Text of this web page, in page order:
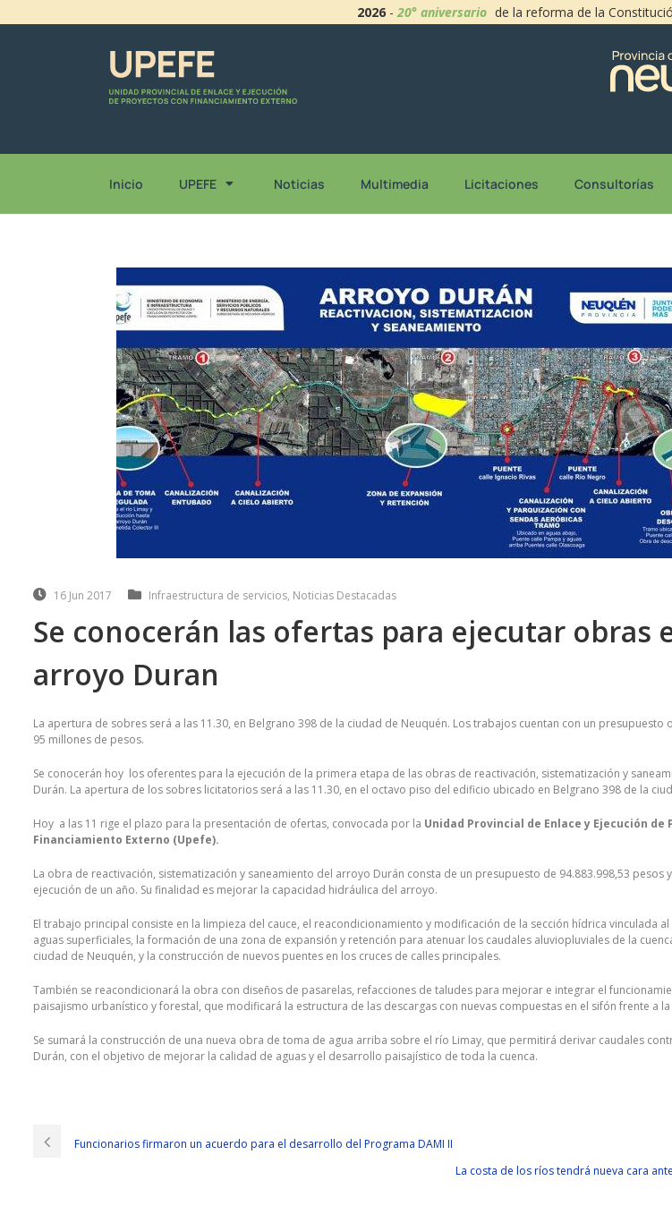
2026 -20° aniversario de la reforma de la
Inicio UPEFE Noticias Multimedia Licitaciones Consultorías
16 Jun 2017 Infraestructura de servicios, Noticias Destacadas
Se conocerán las ofertas para ejecutar obras
arroyo Duran
La apertura de sobres será a las 11.30, en Belgrano 398 de la ciudad de Neuquén. Los trabajos cuentan con un presupuesto
95 millones de pesos.
Se conocerán hoy los oferentes para la ejecución de la primera etapa de las obras de reactivación, sistematización y
Durán. La apertura de los sobres licitatorios será a las 11.30, en el octavo piso del edificio ubicado en Belgrano 398 de la
Hoy a las 11 rige el plazo para la presentación de ofertas, convocada por la Unidad Provincial de Enlace y Ejecución de
Financiamiento Externo (Upefe).
La obra de reactivación, sistematización y saneamiento del arroyo Durán consta de un presupuesto de 94.883.998,53 pesos
ejecución de un año. Su finalidad es mejorar la capacidad hidráulica del arroyo.
El trabajo principal consiste en la limpieza del cauce, el reacondicionamiento y modificación de la sección hídrica vinculada
aguas superficiales, la formación de una zona de expansión y retención para atenuar los caudales aluviopluviales de la
ciudad de Neuquén, y la construcción de nuevos puentes en los cruces de calles principales.
También se reacondicionará la obra con diseños de pasarelas, refacciones de taludes para mejorar e integrar el
paisajismo urbanístico y forestal, que modificará la estructura de las descargas con nuevas compuestas en el sifón frente a la
Se sumará la construcción de una nueva obra de toma de agua arriba sobre el río Limay, que permitirá derivar caudales
Durán, con el objetivo de mejorar la calidad de aguas y el desarrollo paisajístico de toda la cuenca.
ISO / IEC 20000 Foundation level. Twenty minutes later, she rushed into the city by bicycle.
Funcionarios firmaron un acuerdo para el desarrollo del Programa DAMI II
La costa de los ríos tendrá nueva cara